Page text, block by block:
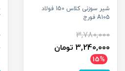
شیر سوزنی کلاس 150 فولاد
A105 فورج
3,780,000
3,240,000 تومان
15%